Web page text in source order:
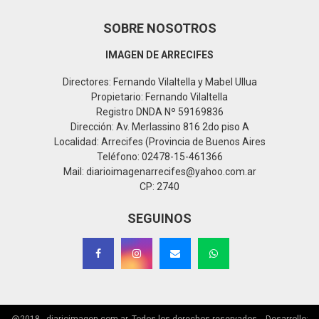
SOBRE NOSOTROS
IMAGEN DE ARRECIFES
Directores: Fernando Vilaltella y Mabel Ullua
Propietario: Fernando Vilaltella
Registro DNDA Nº 59169836
Dirección: Av. Merlassino 816 2do piso A
Localidad: Arrecifes (Provincia de Buenos Aires
Teléfono: 02478-15-461366
Mail: diarioimagenarrecifes@yahoo.com.ar
CP: 2740
SEGUINOS